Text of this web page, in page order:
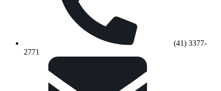
(41) 3377-
2771